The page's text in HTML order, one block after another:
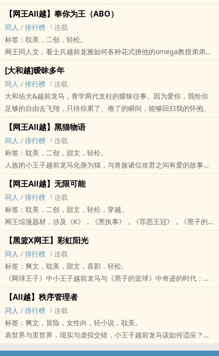
【网王All越】奉你为王（ABO）
‎同‌‌‍人‎ / 排行榜
连载
标签：‎‍‌耽‎美‌，二创，轻松。
网王‎同‌‌‍人‎文，看士兵越前龙雅如何各种花式撩他的omega教授弟弟，
爱保驾护航。
[大和越]暧昧多年
‎同‌‌‍人‎ / 排行榜
连载
大和佑大&越前龙马，青学两代支柱的暧昧往事。因为爱你，我给你
足够的自由去飞翔，只待你累了、倦了的瞬间，能够回归我的怀抱。
【网王All越】黑猫物语
‎同‌‌‍人‎ / 排行榜
连载
标签：‎‍‌耽‎美‌，二创，甜文，轻松。
人族的小王子越前龙马化身为猫，与兽族诸位攻君之间有爱的故事。
【网王All越】无限可能
‎同‌‌‍人‎ / 排行榜
连载
标签：‎‍‌耽‎美‌，二创，甜文，轻松，穿越。
网王综漫题材，涉及《K》，《黑执事》，《罪恶王冠》，《黑子的
攻君：周防尊、葬仪屋、恙神涯、赤司征十郎、的场静司、幸村精
市、手冢国光（番外篇增加迹部景吾、宗像礼司）
受君：妥妥的龙马小王子
【黑篮X网王】彩虹阳光
‎同‌‌‍人‎ / 排行榜
连载
标签：爽文，‎‍‌耽‎美‌，甜文，喜剧，轻松。
《网球王子》中小王子越前龙马与《黑子的篮球》中奇迹的时代：赤
始的纯爱故事。主赤司X越前，其余四人尽量兼顾。
【All越】秩序管理者
‎同‌‌‍人‎ / 排行榜
连载
标签：爽文，冒险，女性向，轻小说，‎‍‌耽‎美‌。
表世界与里世界，现实与虚拟交错，小王子越前龙马该如何适应？又